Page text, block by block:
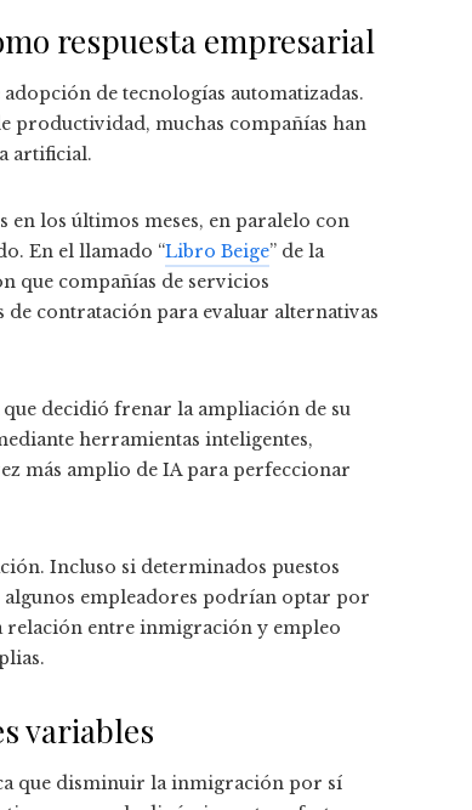
respuesta empresarial
de tecnologías automatizadas.
productividad, muchas compañías han
artificial.
los últimos meses, en paralelo con
En el llamado “Libro Beige” de la
que compañías de servicios
de contratación para evaluar alternativas
que decidió frenar la ampliación de su
herramientas inteligentes,
más amplio de IA para perfeccionar
Incluso si determinados puestos
empleadores podrían optar por
relación entre inmigración y empleo
variables
que disminuir la inmigración por sí